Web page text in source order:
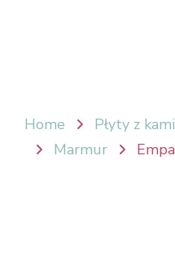
Home
Płyty z
Marmur